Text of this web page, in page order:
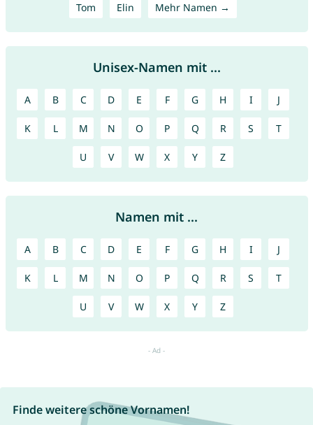
Tom Elin Mehr Namen →
Unisex-Namen mit ...
A B C D E F G H I J
K L M N O P Q R S T
U V W X Y Z
Namen mit ...
A B C D E F G H I J
K L M N O P Q R S T
U V W X Y Z
Finde weitere schöne Vornamen!